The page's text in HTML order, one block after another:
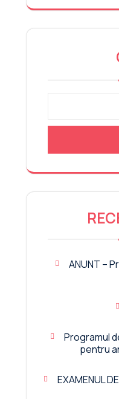
ANUNT –
Programul
pentru
EXAMENUL